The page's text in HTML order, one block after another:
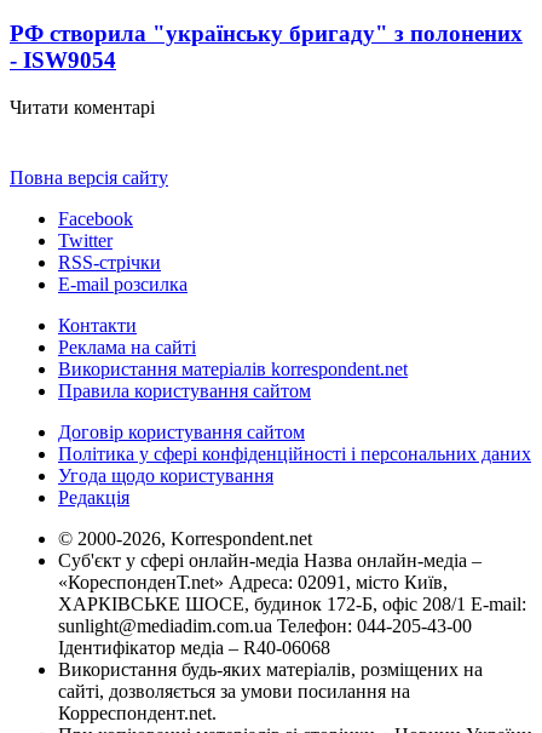
РФ створила "українську бригаду" з полонених
- ISW9054
Читати коментарі
Повна версія сайту
Facebook
Twitter
RSS-стрічки
E-mail розсилка
Контакти
Реклама на сайті
Використання матеріалів korrespondent.net
Правила користування сайтом
Договір користування сайтом
Політика у сфері конфіденційності і персональних даних
Угода щодо користування
Редакція
© 2000-2026, Korrespondent.net
Суб'єкт у сфері онлайн-медіа Назва онлайн-медіа –
«КореспонденТ.net» Адреса: 02091, місто Київ,
ХАРКІВСЬКЕ ШОСЕ, будинок 172-Б, офіс 208/1 E-mail:
sunlight@mediadim.com.ua Телефон: 044-205-43-00
Ідентифікатор медіа – R40-06068
Використання будь-яких матеріалів, розміщених на
сайті, дозволяється за умови посилання на
Корреспондент.net.